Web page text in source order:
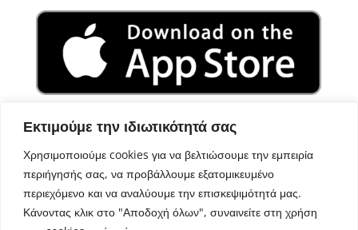
Εκτιμούμε την ιδιωτικότητά σας
Χρησιμοποιούμε cookies για να βελτιώσουμε την εμπειρία
περιήγησής σας, να προβάλλουμε εξατομικευμένο
περιεχόμενο και να αναλύουμε την επισκεψιμότητά μας.
Κάνοντας κλικ στο "Αποδοχή όλων", συναινείτε στη χρήση